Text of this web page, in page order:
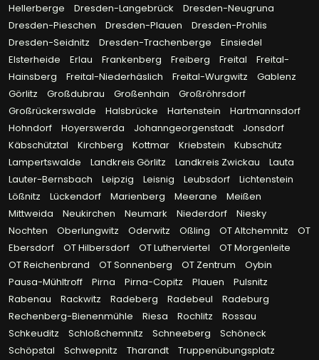
Hellerberge
Dresden-Langebrück
Dresden-Neugruna
Dresden-Pieschen
Dresden-Plauen
Dresden-Prohlis
Dresden-Seidnitz
Dresden-Trachenberge
Einsiedel
Elsterheide
Erlau Frankenberg Freiberg Freital
Freital-
Hainsberg
Freital-Niederhäslich Freital-Wurgwitz
Gablenz
Görlitz
Großdubrau Großenhain
Großröhrsdorf
Großrückerswalde
Halsbrücke Hartenstein
Hartmannsdorf
Hohndorf
Hoyerswerda Johanngeorgenstadt
Jonsdorf
Käbschütztal
Kirchberg Kottmar Kriebstein
Kubschütz
Lampertswalde
Landkreis Görlitz Landkreis Zwickau
Lauta
Lauter-Bernsbach
Leipzig Leisnig Leubsdorf
Lichtenstein
Lößnitz
Lückendorf Marienberg Meerane
Meißen
Mittweida
Neukirchen Neumark Niederdorf
Niesky
Nochten
Oberlungwitz Oderwitz Oßling OT Altchemnitz
OT
Ebersdorf
OT Hilbersdorf OT Lutherviertel
OT Morgenleite
OT Reichenbrand
OT Sonnenberg OT Zentrum
Oybin
Pausa-Mühltroff
Pirna Pirna-Copitz Plauen
Pulsnitz
Rabenau
Rackwitz Radeberg Radebeul
Radeburg
Rechenberg-Bienenmühle
Riesa Rochlitz
Rossau
Schkeuditz
Schloßchemnitz Schneeberg
Schöneck
Schöpstal
Schwepnitz Tharandt
Truppenübungsplatz